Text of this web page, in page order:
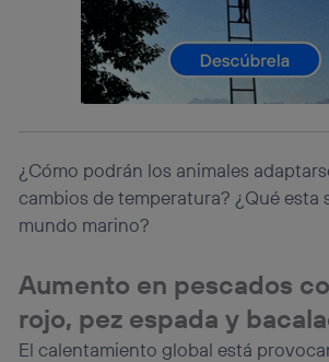
¿Cómo podrán los animales
cambios de temperatura? ¿Qué esta
mundo marino?
Aumento en pescados
rojo, pez espada y
El calentamiento global está
Este identificador se asigna a la
lo que cualquier persona que conecte su
consienta el uso de la tecnología recibirá
identificador. Típicamente:
Si utilizas una
conexión de banda
que hayan dado su consentimiento.
Si utilizasdatos móviles , el
personalizado, ya que se basará
navegación del usuario del móvil.
“Administrar Utiq” en la parte inferior de
visitando el
portal de privacidad de Utiq
(“consenthub”) . Para más información,
la política de privacidad de Utiq.